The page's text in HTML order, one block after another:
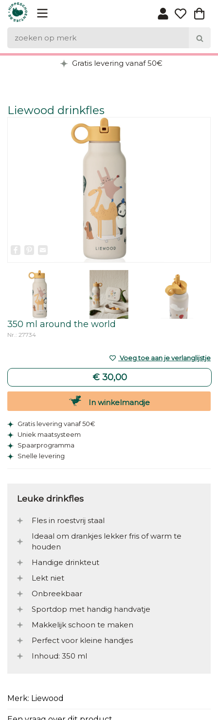
Gratis levering vanaf 50€
Liewood drinkfles
Facebook
Pinterest
350 ml around the world
Nr.: 27734
€ 30,00
Voeg toe aan je verlanglijstje
In winkelmandje
Gratis levering vanaf 50€
Uniek maatsysteem
Spaarprogramma
Snelle levering
Leuke drinkfles
Fles in roestvrij staal
Ideaal om drankjes lekker fris of warm te
houden
Handige drinkteut
Lekt niet
Onbreekbaar
Sportdop met handig handvatje
Makkelijk schoon te maken
Perfect voor kleine handjes
Inhoud: 350 ml
Merk: Liewood